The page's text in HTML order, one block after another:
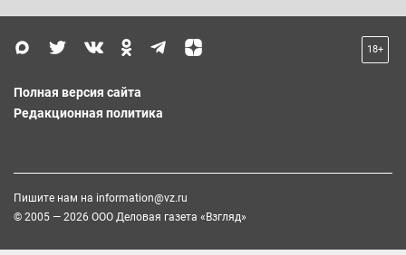
18+
Полная версия сайта
Редакционная политика
Пишите нам на information@vz.ru
© 2005 — 2026 ООО Деловая газета «Взгляд»